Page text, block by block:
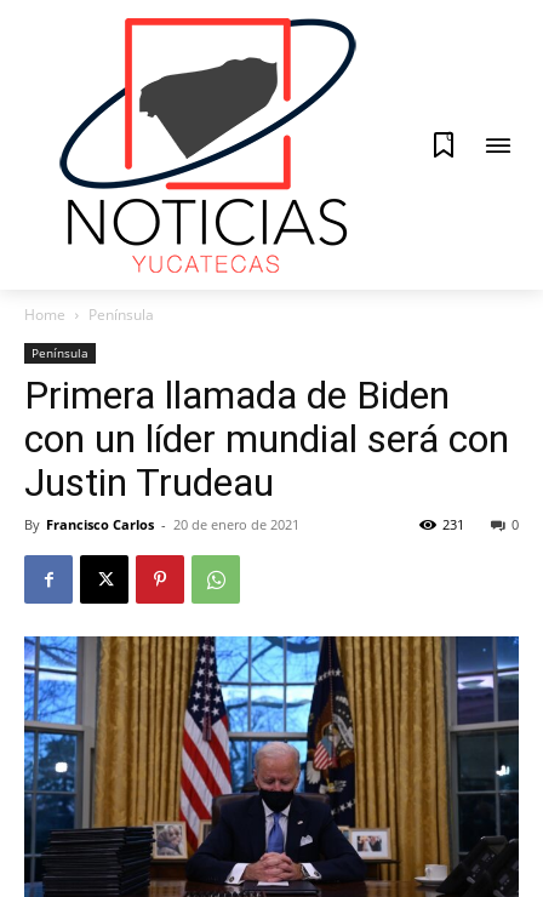
0
Home Península
Península
Primera llamada de Biden
con un líder mundial será con
Justin Trudeau
By Francisco Carlos - 20 de enero de 2021 0
231